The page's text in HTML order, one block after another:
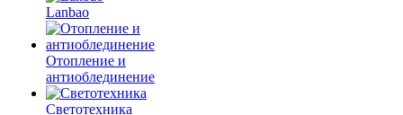
Lanbao
Отопление и
антиоблединение
Светотехника